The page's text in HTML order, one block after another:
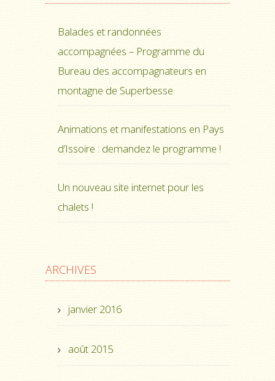
Balades et randonnées
accompagnées – Programme du
Bureau des accompagnateurs en
montagne de Superbesse
Animations et manifestations en Pays
d’Issoire : demandez le programme !
Un nouveau site internet pour les
chalets !
ARCHIVES
janvier 2016
août 2015